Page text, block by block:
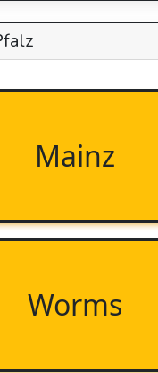
Mainz
Worms